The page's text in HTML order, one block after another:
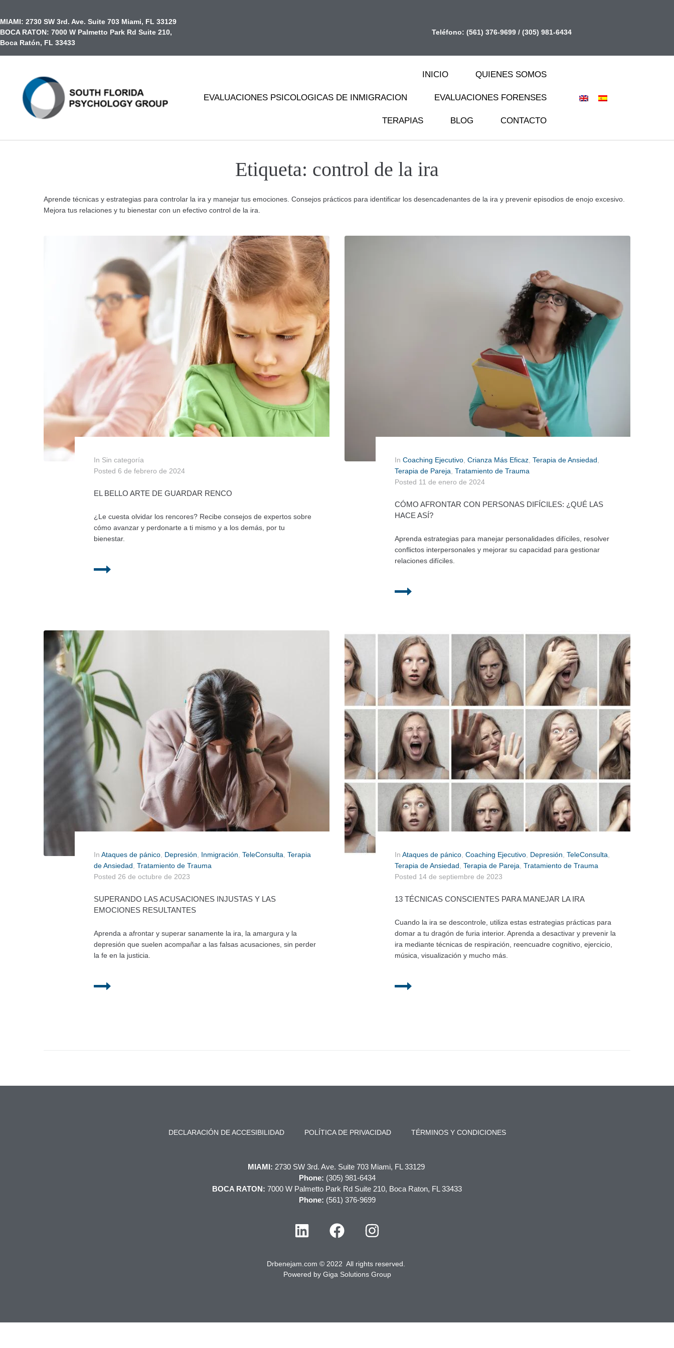
MIAMI: 2730 SW 3rd. Ave. Suite 703 Miami, FL 33129
BOCA RATON: 7000 W Palmetto Park Rd Suite 210,
Boca Ratón, FL 33433
Teléfono: (561) 376-9699 / (305) 981-6434
INICIO QUIENES SOMOS
EVALUACIONES PSICOLOGICAS DE INMIGRACION EVALUACIONES FORENSES
TERAPIAS BLOG CONTACTO
Etiqueta: control de la ira
Aprende técnicas y estrategias para controlar la ira y manejar tus emociones. Consejos prácticos para identificar los desencadenantes de la ira y prevenir episodios de enojo excesivo.
Mejora tus relaciones y tu bienestar con un efectivo control de la ira.
In Sin categoría
Posted 6 de febrero de 2024
EL BELLO ARTE DE GUARDAR RENCO
¿Le cuesta olvidar los rencores? Recibe consejos de expertos sobre
cómo avanzar y perdonarte a ti mismo y a los demás, por tu
bienestar.
In Coaching Ejecutivo Crianza Más Eficaz Terapia de Ansiedad
Terapia de Pareja Tratamiento de Trauma
Posted 11 de enero de 2024
CÓMO AFRONTAR CON PERSONAS DIFÍCILES: ¿QUÉ LAS
HACE ASÍ?
Aprenda estrategias para manejar personalidades difíciles, resolver
conflictos interpersonales y mejorar su capacidad para gestionar
relaciones difíciles.
In Ataques de pánico Depresión Inmigración TeleConsulta Terapia
de Ansiedad Tratamiento de Trauma
Posted 26 de octubre de 2023
SUPERANDO LAS ACUSACIONES INJUSTAS Y LAS
EMOCIONES RESULTANTES
Aprenda a afrontar y superar sanamente la ira, la amargura y la
depresión que suelen acompañar a las falsas acusaciones, sin perder
la fe en la justicia.
In Ataques de pánico Coaching Ejecutivo Depresión TeleConsulta
Terapia de Ansiedad Terapia de Pareja Tratamiento de Trauma
Posted 14 de septiembre de 2023
13 TÉCNICAS CONSCIENTES PARA MANEJAR LA IRA
Cuando la ira se descontrole, utiliza estas estrategias prácticas para
domar a tu dragón de furia interior. Aprenda a desactivar y prevenir la
ira mediante técnicas de respiración, reencuadre cognitivo, ejercicio,
música, visualización y mucho más.
DECLARACIÓN DE ACCESIBILIDAD POLÍTICA DE PRIVACIDAD TÉRMINOS Y CONDICIONES
MIAMI: 2730 SW 3rd. Ave. Suite 703 Miami, FL 33129
Phone: (305) 981-6434
BOCA RATON: 7000 W Palmetto Park Rd Suite 210, Boca Raton, FL 33433
Phone: (561) 376-9699
Drbenejam.com © 2022 All rights reserved.
Powered by Giga Solutions Group